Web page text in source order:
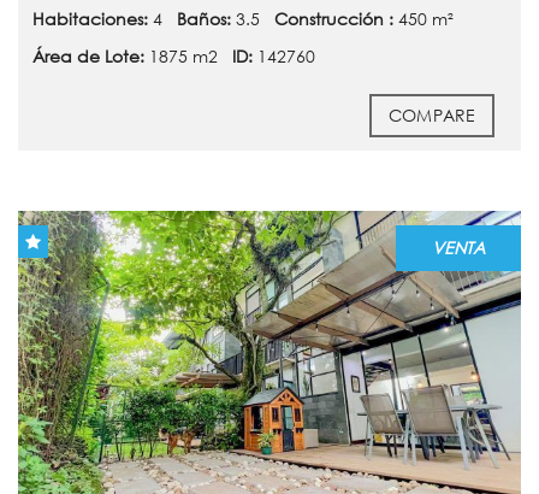
Habitaciones: 4 Baños: 3.5 Construcción : 450 m²
Área de Lote: 1875 m2 ID: 142760
VENTA
COMPARE